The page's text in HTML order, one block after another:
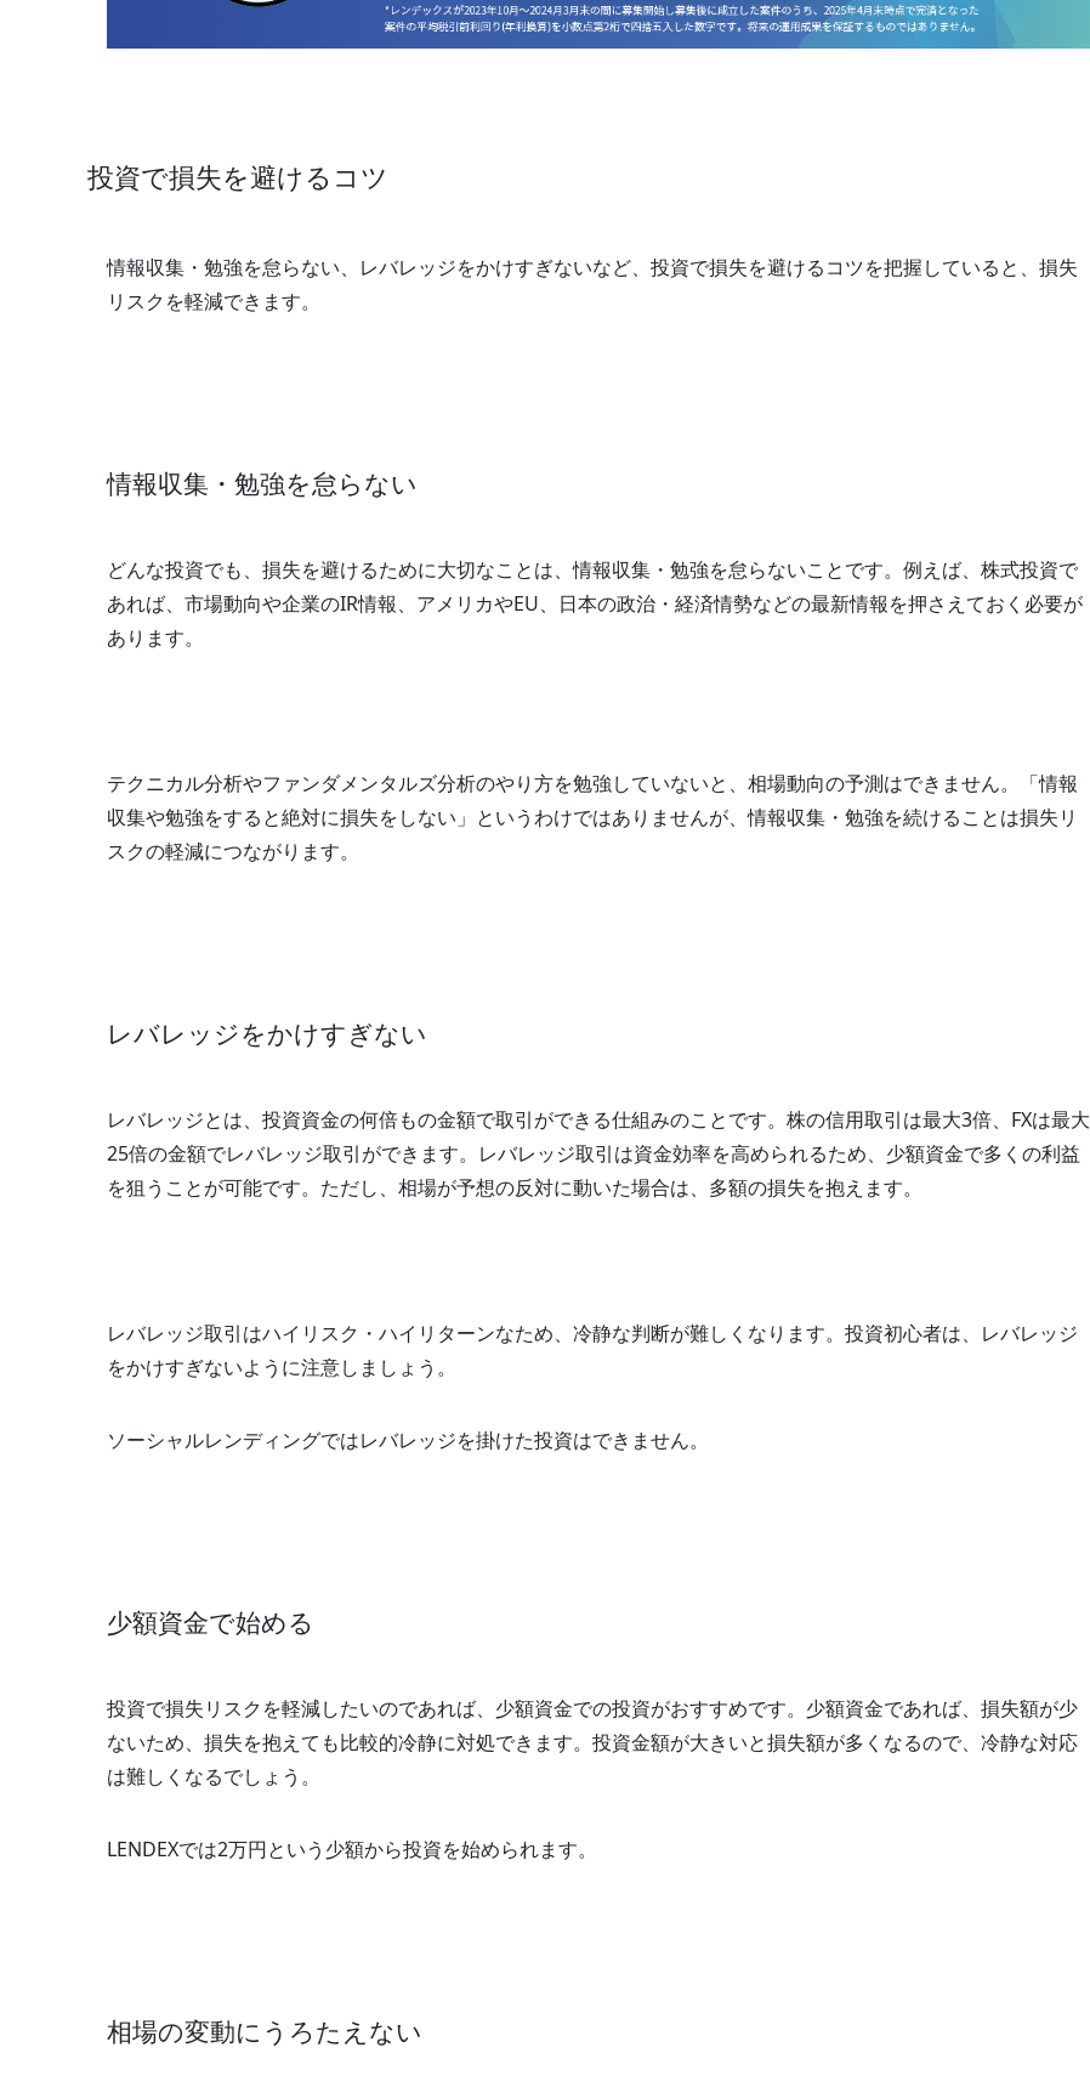
投資で損失を避けるコツ
情報収集・勉強を怠らない、レバレッジをかけすぎないなど、投資で損失を避けるコツを把握していると、損失
リスクを軽減できます。
情報収集・勉強を怠らない
どんな投資でも、損失を避けるために大切なことは、情報収集・勉強を怠らないことです。例えば、株式投資で
あれば、市場動向や企業のIR情報、アメリカやEU、日本の政治・経済情勢などの最新情報を押さえておく必要が
あります。
テクニカル分析やファンダメンタルズ分析のやり方を勉強していないと、相場動向の予測はできません。「情報
収集や勉強をすると絶対に損失をしない」というわけではありませんが、情報収集・勉強を続けることは損失リ
スクの軽減につながります。
レバレッジをかけすぎない
レバレッジとは、投資資金の何倍もの金額で取引ができる仕組みのことです。株の信用取引は最大3倍、FXは最大
25倍の金額でレバレッジ取引ができます。レバレッジ取引は資金効率を高められるため、少額資金で多くの利益
を狙うことが可能です。ただし、相場が予想の反対に動いた場合は、多額の損失を抱えます。
レバレッジ取引はハイリスク・ハイリターンなため、冷静な判断が難しくなります。投資初心者は、レバレッジ
をかけすぎないように注意しましょう。
ソーシャルレンディングではレバレッジを掛けた投資はできません。
少額資金で始める
投資で損失リスクを軽減したいのであれば、少額資金での投資がおすすめです。少額資金であれば、損失額が少
ないため、損失を抱えても比較的冷静に対処できます。投資金額が大きいと損失額が多くなるので、冷静な対応
は難しくなるでしょう。
LENDEXでは2万円という少額から投資を始められます。
相場の変動にうろたえない